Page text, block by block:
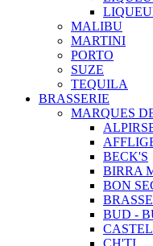
MALIBU
MARTINI
PORTO
SUZE
TEQUILA
BRASSERIE
MARQUES
BECK'S
BIRRA
BON
BUD -
CH'TI